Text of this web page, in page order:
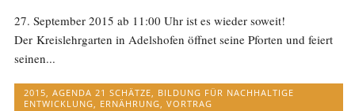
27. September 2015 ab 11:00 Uhr ist es wieder soweit!
Der Kreislehrgarten in Adelshofen öffnet seine Pforten und feiert
seinen...
2015,AGENDA 21 SCHÄTZE, BILDUNG FÜR NACHHALTIGE
ENTWICKLUNG, ERNÄHRUNG,VORTRAG